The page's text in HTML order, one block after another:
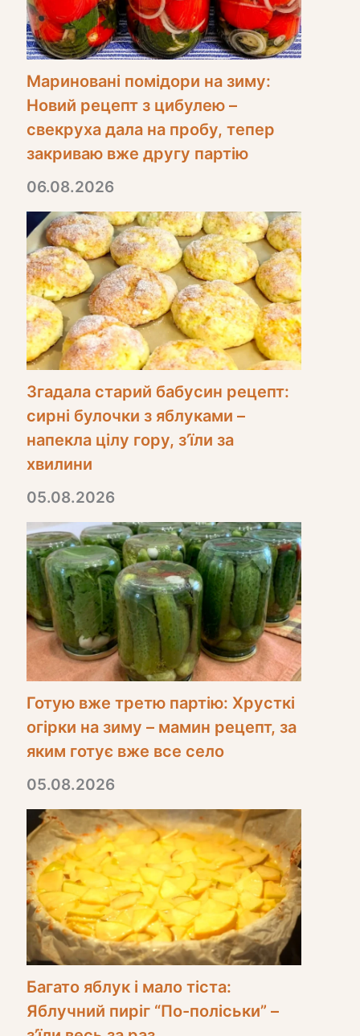
Мариновані помідори на зиму:
Новий рецепт з цибулею –
свекруха дала на пробу, тепер
закриваю вже другу партію
06.08.2026
Згадала старий бабусин рецепт:
сирні булочки з яблуками –
напекла цілу гору, з’їли за
хвилини
05.08.2026
Готую вже третю партію: Хрусткі
огірки на зиму – мамин рецепт, за
яким готує вже все село
05.08.2026
Багато яблук і мало тіста:
Яблучний пиріг “По-поліськи” –